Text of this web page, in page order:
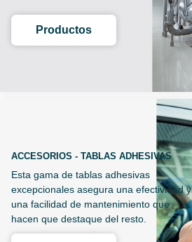
Productos
ACCESORIOS - TABLAS ADHESIVAS
Esta gama de tablas adhesivas
excepcionales asegura una efectividad y
una facilidad de mantenimiento que
hacen que destaque del resto.